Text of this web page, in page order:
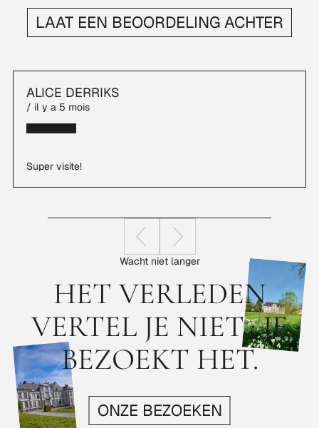
LAAT EEN BEOORDELING ACHTER
ALICE DERRIKS
/ il y a 5 mois
Etoile remplie
Etoile remplie
Etoile remplie
Etoile remplie
Etoile remplie
Super visite!
Wacht niet langer
HET VERLEDEN
VERTEL JE NIET : JE
BEZOEKT HET.
ONZE BEZOEKEN